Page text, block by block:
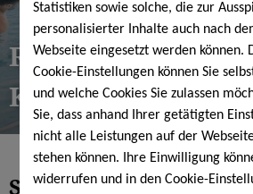
Statistiken sowie solche, die zur
personalisierter Inhalte auch nach
Webseite eingesetzt werden können.
Cookie-Einstellungen können Sie
und welche Cookies Sie zulassen
Sie, dass anhand Ihrer getätigten
nicht alle Leistungen auf der
stehen können. Ihre Einwilligung
widerrufen und in den Cookie-
Rücken
Konzept
Starker Rücken -mehr